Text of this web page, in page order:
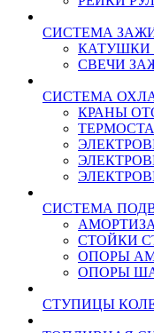
СИСТЕМА
КАТУШКИ
СВЕЧИ
СИСТЕМА
КРАНЫ
СИСТЕМА
СТОЙКИ
ОПОРЫ
ОПОРЫ
СТУПИЦЫ